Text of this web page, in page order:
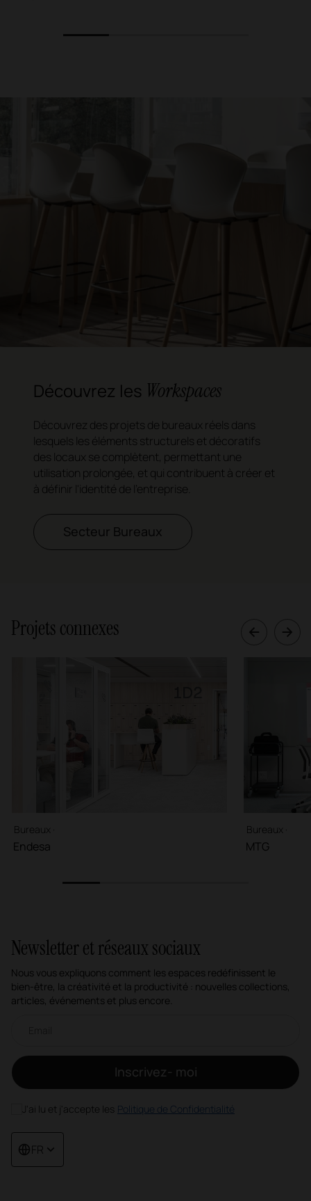
Découvrez les Workspaces
Découvrez des projets de bureaux réels dans
lesquels les éléments structurels et décoratifs
des locaux se complètent, permettant une
utilisation prolongée, et qui contribuent à créer et
à définir l'identité de l'entreprise.
Secteur Bureaux
Projets connexes
Bureaux ·
Endesa
Bureaux ·
MTG
Newsletter et réseaux sociaux
Nous vous expliquons comment les espaces redéfinissent le
bien-être, la créativité et la productivité : nouvelles collections,
articles, événements et plus encore.
Inscrivez- moi
J'ai lu et j'accepte les Politique de Confidentialité
FR